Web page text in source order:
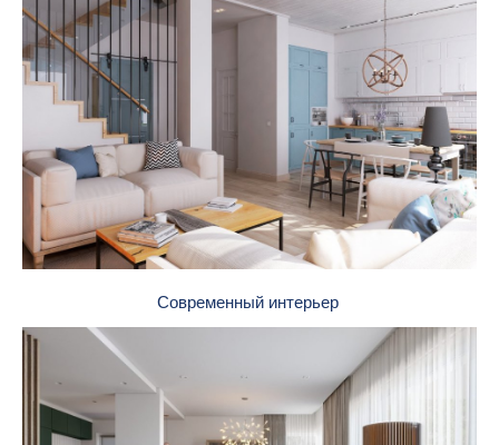
Современный интерьер